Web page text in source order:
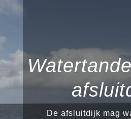
De afsluitdijk mag